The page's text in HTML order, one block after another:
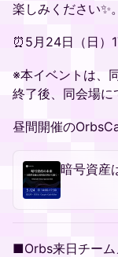
楽しみください✨。
⏰5月24日（日）
※本イベントは、
終了後、同会場に
昼間開催の
■Orbs来日チーム